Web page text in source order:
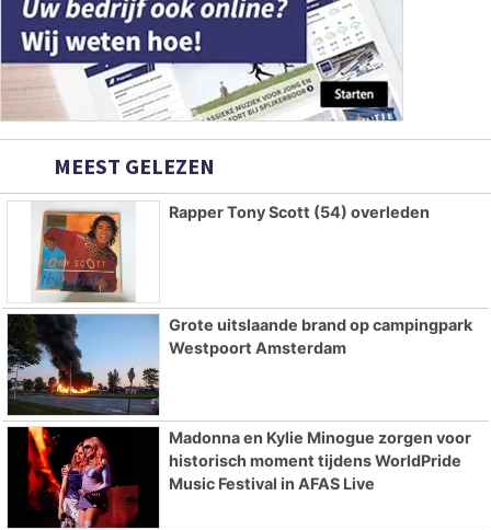
MEEST GELEZEN
Rapper Tony Scott (54) overleden
Grote uitslaande brand op campingpark
Westpoort Amsterdam
Madonna en Kylie Minogue zorgen voor
historisch moment tijdens WorldPride
Music Festival in AFAS Live